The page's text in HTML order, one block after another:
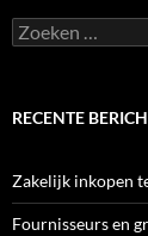
Zoeken
naar:
RECENTE
Zakelijk inkopen
Fournisseurs en